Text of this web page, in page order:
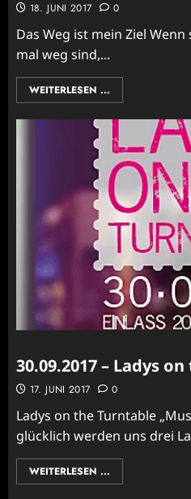
18. JUNI 2017 0
Das Weg ist mein Ziel
mal weg sind,...
WEITERLESEN ...
30.09.2017 – Ladys
17. JUNI 2017 0
Ladys on the Turntable
glücklich werden uns drei
WEITERLESEN ...